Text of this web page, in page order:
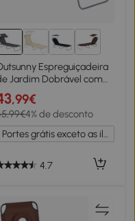
2+
Espreguiçadeira
Jardim Dobrável com
Toldo Removível e
em Ângulo e
Ajustável em 4
para Jardim
Campismo
,99€
4% de desconto
Portes grátis exceto as ilhas
4.7